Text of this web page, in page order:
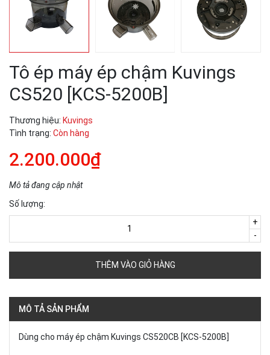
Tô ép máy ép chậm Kuvings
CS520 [KCS-5200B]
Thương hiệu: Kuvings
Tình trạng: Còn hàng
2.200.000₫
Mô tả đang cập nhật
Số lượng:
-
+
THÊM VÀO GIỎ HÀNG
MÔ TẢ SẢN PHẨM
Dùng cho máy ép chậm Kuvings CS520CB [KCS-5200B]